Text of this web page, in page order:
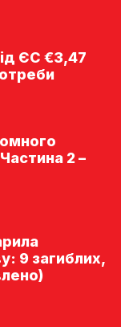
ЄС €3,47
2 –
9 загиблих,